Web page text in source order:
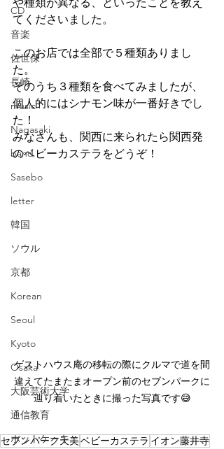
CD
音楽
佐世保
長崎
music
Nagasaki
band
Sasebo
letter
韓国
ソウル
京都
Korean
Seoul
Kyoto
Osaka
大阪芸術大学
通信教育
ホットケーキ
てくださいました。
このお店では全部で５種類ありまし
た。
そのうち３種類を食べてみましたが、
個人的にはシナモン味が一番好きでし
た！
みなさんも、関西に来られたら関西発
のベビーカステラをどうぞ！
ゲストハウス庵の移転の際にクルマで道を間
違えてたまたまオープン前のセブンパークに
辿り着いたときに撮った写真です😅
セブンパーク天美ベビーカステラ イオン藤井寺